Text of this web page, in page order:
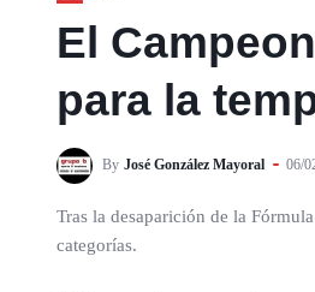
El
para la
By José González Mayoral 06/
Tras la desaparición de la
categorías.